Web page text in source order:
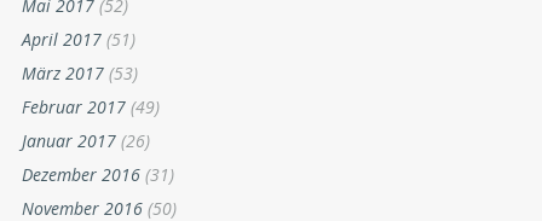
Mai 2017 (52)
April 2017 (51)
März 2017 (53)
Februar 2017 (49)
Januar 2017 (26)
Dezember 2016 (31)
November 2016 (50)